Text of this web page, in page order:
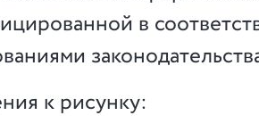
в
к рисунку: